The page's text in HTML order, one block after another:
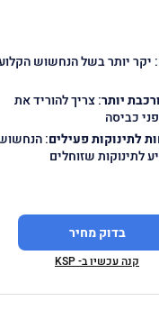
במיטה
: יקר יותר בשל הנחשוש
יותר: צריך להוריד את
כביסה
לתינוקות פעילים:
לתינוקות שזוחלים
בדוק מחיר
קנה עכשיו ב- KSP